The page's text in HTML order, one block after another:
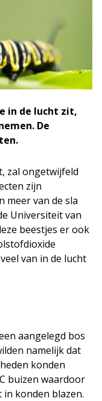
in de lucht zit,
De
zal ongetwijfeld
zijn
meer van de sla
Universiteit van
beestjes er ook
van in de lucht
aangelegd bos
namelijk dat
konden
buizen waardoor
in konden blazen.